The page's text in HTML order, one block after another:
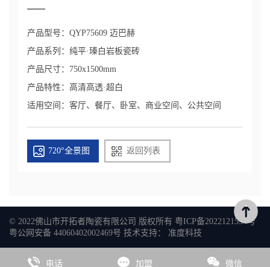
产品型号：QYP75609 迈巴赫
产品系列：纯平·瑧白岩板瓷砖
产品尺寸：750x1500mm
产品特性：高清高透·超白
适用空间：客厅、餐厅、卧室、商业空间、公共空间
720°全景图 返回列表
© 2022佛山市开拓者陶瓷有限公司 版权所有 粤ICP备2022121534号
粤公网安备 44060402002469号 技术支持： 准度科技
电话 加盟 微信